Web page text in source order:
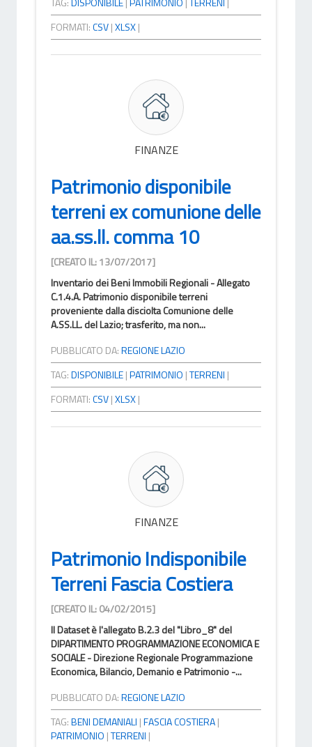
FORMATI:CSV|XLSX|
FINANZE
Patrimonio disponibile
terreni ex comunione delle
aa.ss.ll. comma 10
[CREATO IL: 13/07/2017]
Inventario dei Beni Immobili Regionali - Allegato
C.1.4.A. Patrimonio disponibile terreni
proveniente dalla disciolta Comunione delle
A.SS.LL. del Lazio; trasferito, ma non...
PUBBLICATO DA:REGIONE LAZIO
TAG:DISPONIBILE|PATRIMONIO |TERRENI |
FORMATI:CSV|XLSX|
FINANZE
Patrimonio Indisponibile
Terreni Fascia Costiera
[CREATO IL: 04/02/2015]
Il Dataset è l'allegato B.2.3 del "Libro_8" del
DIPARTIMENTO PROGRAMMAZIONE ECONOMICA E
SOCIALE - Direzione Regionale Programmazione
Economica, Bilancio, Demanio e Patrimonio -...
PUBBLICATO DA:REGIONE LAZIO
TAG:BENI DEMANIALI |FASCIA COSTIERA|
PATRIMONIO |TERRENI |